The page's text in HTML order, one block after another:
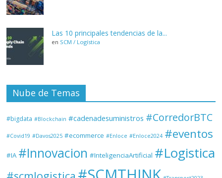
Las 10 principales tendencias de la...
en SCM / Logística
Nube de Temas
#bigdata #Blockchain #cadenadesuministros #CorredorBTC
#Covid19 #Davos2025 #ecommerce #Enloce #Enloce2024 #eventos
#IA #Innovacion #InteligenciaArtificial #Logistica